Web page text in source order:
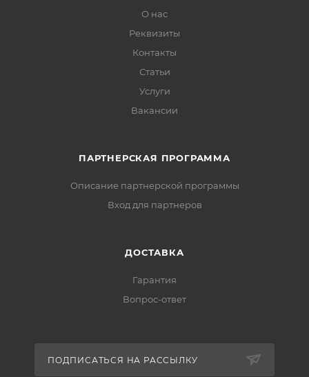
О нас
Реквизиты
Контакты
Статьи
Услуги
Вакансии
ПАРТНЕРСКАЯ ПРОГРАММА
Описание партнерской программы
Вход для партнеров
ДОСТАВКА
Гарантия
Вопрос-ответ
ПОДПИСАТЬСЯ НА РАССЫЛКУ